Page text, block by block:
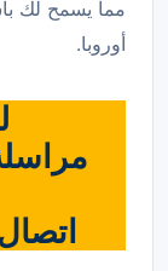
مما يسمح لك
أوروبا.
مراسلة
اتصال 0041779027666